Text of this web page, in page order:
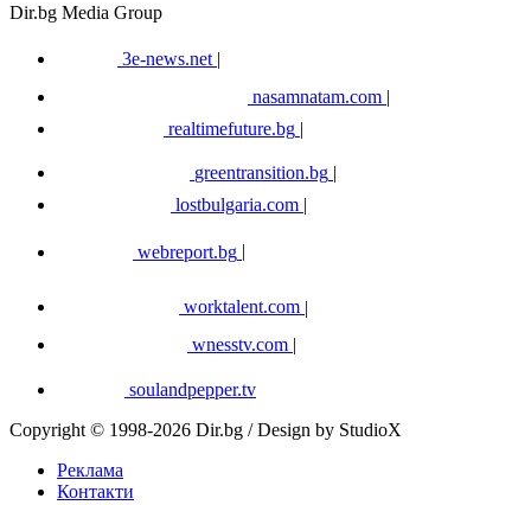
Dir.bg Media Group
3e-news.net |
nasamnatam.com |
realtimefuture.bg |
greentransition.bg |
lostbulgaria.com |
webreport.bg
worktalent.com |
wnesstv.com |
soulandpepper.tv
Copyright © 1998-2026 Dir.bg / Design by StudioX
Реклама
Контакти